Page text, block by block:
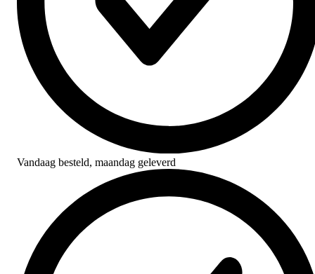
Vandaag besteld, maandag geleverd